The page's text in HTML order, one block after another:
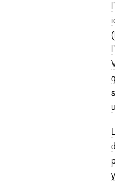
l’
(
l’